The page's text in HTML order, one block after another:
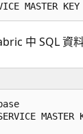
中 SQL 資